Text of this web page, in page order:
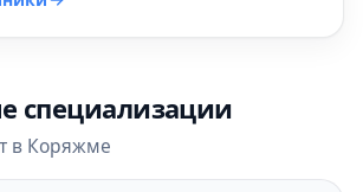
специализации
в Коряжме